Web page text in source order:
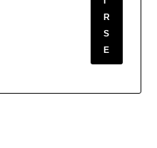
R
S
E